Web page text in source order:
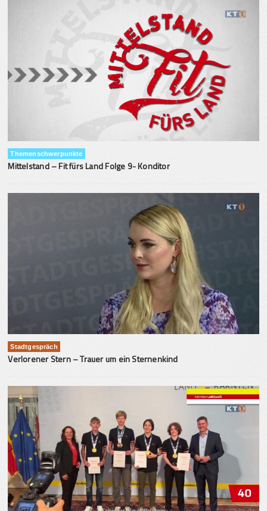
Themenschwerpunkte
Mittelstand – Fit fürs Land Folge 9- Konditor
Stadtgespräch
Verlorener Stern – Trauer um ein Sternenkind